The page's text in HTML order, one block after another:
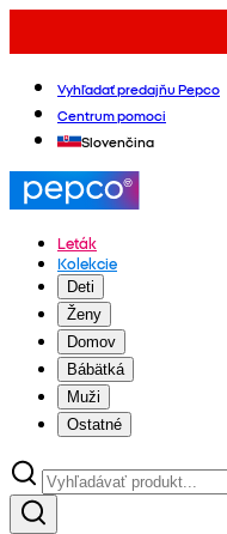
Vyhľadať predajňu Pepco
Centrum pomoci
Slovenčina
Leták
Kolekcie
Deti
Ženy
Domov
Bábätká
Muži
Ostatné